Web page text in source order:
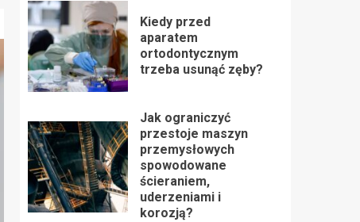
Kiedy przed
aparatem
ortodontycznym
trzeba usunąć zęby?
Jak ograniczyć
przestoje maszyn
przemysłowych
spowodowane
ścieraniem,
uderzeniami i
korozją?